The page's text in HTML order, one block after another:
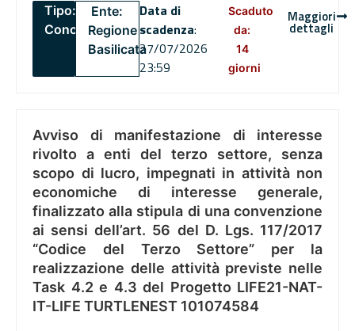
Tipo:
Concorsi
Ente:
Regione
Basilicata
Data di
scadenza:
27/07/2026
23:59
Scaduto
da:
14
giorni
Maggiori
dettagli
Avviso di manifestazione di interesse
rivolto a enti del terzo settore, senza
scopo di lucro, impegnati in attività non
economiche di interesse generale,
finalizzato alla stipula di una convenzione
ai sensi dell’art. 56 del D. Lgs. 117/2017
“Codice del Terzo Settore” per la
realizzazione delle attività previste nelle
Task 4.2 e 4.3 del Progetto LIFE21-NAT-
IT-LIFE TURTLENEST 101074584